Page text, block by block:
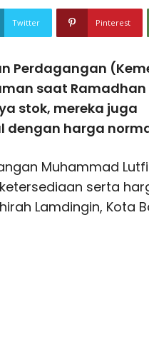
Twitter Pinterest
Perdagangan
saat
stok, mereka juga
dengan harga
Muhammad
serta
Lamdingin, Kota